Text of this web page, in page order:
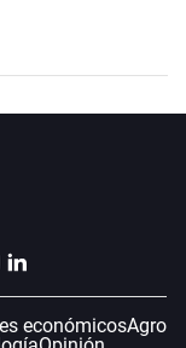
económicosAgro